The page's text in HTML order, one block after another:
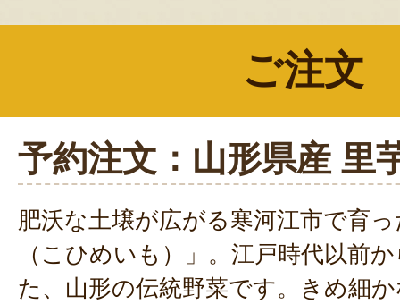
ご注文
予約注文：山形県産 里
肥沃な土壌が広がる寒河江市で育
（こひめいも）」。江戸時代以前
た、山形の伝統野菜です。きめ細